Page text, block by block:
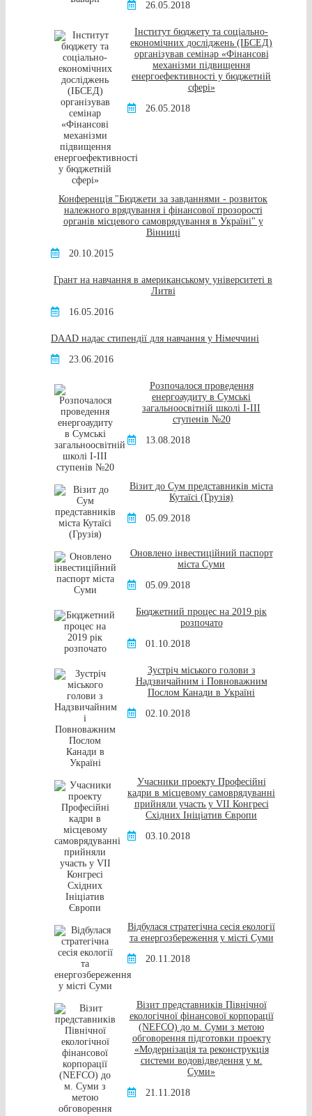
26.05.2018
Інститут бюджету та соціально-
економічних досліджень (ІБСЕД)
організував семінар «Фінансові
механізми підвищення
енергоефективності у бюджетній
сфері»
26.05.2018
Конференція "Бюджети за завданнями - розвиток
належного врядування і фінансової прозорості
органів місцевого самоврядування в Україні" у
Вінниці
20.10.2015
Грант на навчання в американському університеті в
Литві
16.05.2016
DAAD надає стипендії для навчання у Німеччині
23.06.2016
Розпочалося проведення
енергоаудиту в Сумські
загальноосвітній школі I-III
ступенів №20
13.08.2018
Візит до Сум представників міста
Кутаїсі (Грузія)
05.09.2018
Оновлено інвестиційний паспорт
міста Суми
05.09.2018
Бюджетний процес на 2019 рік
розпочато
01.10.2018
Зустріч міського голови з
Надзвичайним і Повноважним
Послом Канади в Україні
02.10.2018
Учасники проекту Професійні
кадри в місцевому самоврядуванні
прийняли участь у VII Конгресі
Східних Ініціатив Європи
03.10.2018
Відбулася стратегічна сесія екології
та енергозбереження у місті Суми
20.11.2018
Візит представників Північної
екологічної фінансової корпорації
(NEFCO) до м. Суми з метою
обговорення підготовки проекту
«Модернізація та реконструкція
системи водовідведення у м.
Суми»
21.11.2018